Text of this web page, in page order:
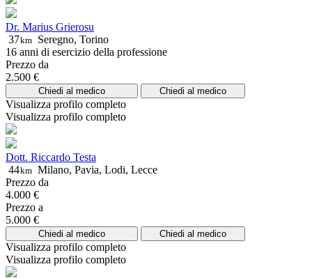
Dr. Marius Grierosu
37km Seregno, Torino
16 anni di esercizio della professione
Prezzo da
2.500 €
Chiedi al medico Chiedi al medico
Visualizza profilo completo
Visualizza profilo completo
Dott. Riccardo Testa
44km Milano, Pavia, Lodi, Lecce
Prezzo da
4.000 €
Prezzo a
5.000 €
Chiedi al medico Chiedi al medico
Visualizza profilo completo
Visualizza profilo completo